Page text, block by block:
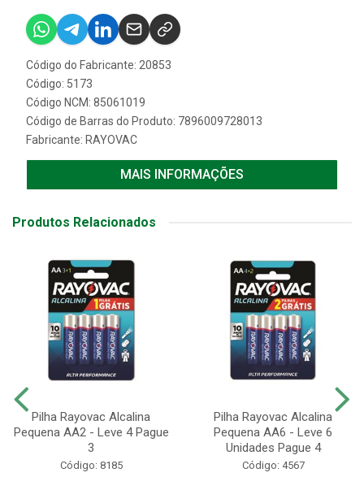
Código do Fabricante: 20853
Código: 5173
Código NCM: 85061019
Código de Barras do Produto: 7896009728013
Fabricante: RAYOVAC
MAIS INFORMAÇÕES
Produtos Relacionados
Pilha Rayovac Alcalina
Pequena AA2 - Leve 4 Pague
3
Código: 8185
Pilha Rayovac Alcalina
Pequena AA6 - Leve 6
Unidades Pague 4
Código: 4567